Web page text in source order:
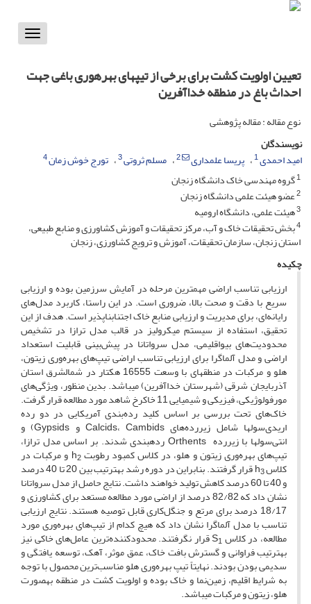
Toggle
تعیین اولویت کشت برای برخی از تیپ‏های بهره‏وری باغی جهت
احداث باغ در منطقه خداآفرین
نوع مقاله : مقاله پژوهشی
نویسندگان
امید احمدی1 پریسا علمداری 2 مسلم ثروتی3 تورج خوش زمان4
1گروه مهندسی خاک دانشگاه زنجان
2عضو هیئت علمی دانشگاه زنجان
3هیئت علمی، دانشگاه ارومیه
4بخش تحقیقات خاک و آب، مرکز تحقیقات و آموزش کشاورزی و منابع طبیعی،
استان زنجان، سازمان تحقیقات، آموزش و ترویج کشاورزی، زنجان
چکیده
ارزیابی تناسب اراضی مهم­ترین مرحله در آمایش سرزمین بوده و ارزیابی
سریع با دقت و صحت بالا، ضروری است. در این راستا، کاربرد مدل‌های
رایانه‌ای، برای مدیریت و ارزیابی منابع خاک اجتناب­ناپذیر است. هدف از این
تحقیق، استفاده از سیستم میکرولیز در قالب مدل ترازا در تشخیص
محدودیت‌های بیو‌اقلیمی، مدل سرواتانا در پیش‌بینی قابلیت استعداد
اراضی و مدل آلماگرا برای ارزیابی تناسب اراضی تیپ‌های بهره‌وری زیتون،
هلو و مرکبات در منطقه­ای با وسعت 16555 هکتار در شمال­شرق استان
آذربایجان شرقی (شهرستان خداآفرین) می­باشد. بدین منظور، ویژگی‌های
مورفولوژیکی، فیزیکی و شیمیایی 11 خاکرخ شاهد مورد مطالعه قرار گرفت.
خاک‌های تحت بررسی بر اساس کلید رده‌بندی آمریکایی در دو رده
اریدی‌سول­ها شامل زیررده‌های Calcids، Cambids و Gypsids) و
انتی‌سول­ها با زیررده Orthents رده­بندی شدند. بر اساس مدل ترازا،
تیپ‌های بهره‌وری زیتون و هلو، در کلاس کمبود رطوبت h2 و مرکبات در
کلاس h3 قرار گرفتند. بنابراین در دوره رشد به­ترتیب بین 20 تا 40 درصد
و 40 تا 60 درصد کاهش تولید خواهند داشت. نتایج حاصل از مدل سرواتانا
نشان داد که 82/82 درصد از اراضی مورد مطالعه مستعد برای کشاورزی و
18/17 درصد برای مرتع و جنگل‌کاری قابل توصیه هستند. نتایج ارزیابی
تناسب با مدل آلماگرا نشان داد که هیچ کدام از تیپ‌های بهره‌وری مورد
مطالعه، در کلاس S 1 قرار نگرفتند. محدودکننده‌ترین عامل‌های خاکی نیز
به­ترتیب فراوانی و گسترش بافت خاک، عمق موثر، آهک، توسعه یافتگی و
سدیمی بودن بودند. نهایتاً تیپ بهره‌وری هلو مناسب‌ترین محصول با توجه
به شرایط اقلیم، زمین‌نما و خاک بوده و اولویت کشت در منطقه به­صورت
هلو، زیتون و مرکبات می­باشد.